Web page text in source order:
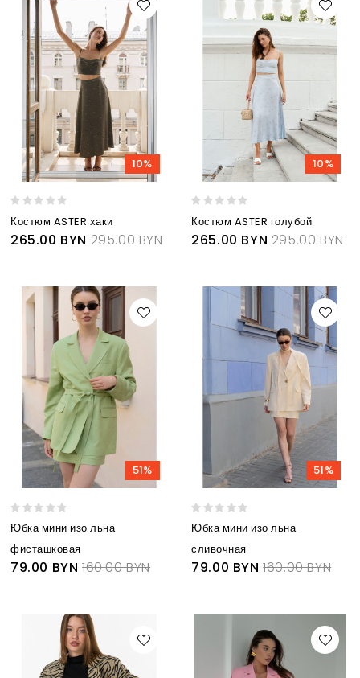
10%
Костюм ASTER хаки
265.00 BYN 295.00 BYN
10%
Костюм ASTER голубой
265.00 BYN 295.00 BYN
51%
Юбка мини изо льна
фисташковая
79.00 BYN 160.00 BYN
51%
Юбка мини изо льна
сливочная
79.00 BYN 160.00 BYN